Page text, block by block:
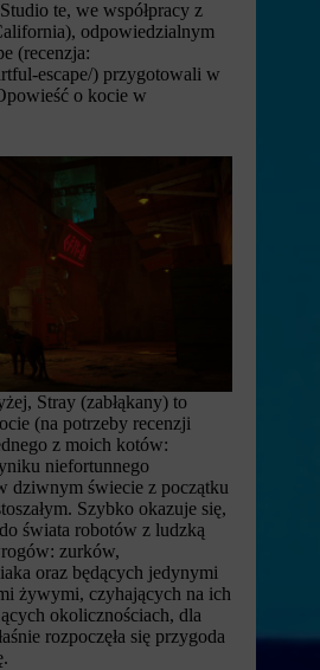
te, we współpracy z
odpowiedzialnym
(recenzja:
escape/) przygotowali w
o kocie w
Stray (zabłąkany) to
(na potrzeby recenzji
z moich kotów:
niefortunnego
dziwnym świecie z początku
Szybko okazuje się,
świata robotów z ludzką
zurków,
oraz będących jedynymi
żywymi, czyhających na ich
okolicznościach, dla
rozpoczęła się przygoda